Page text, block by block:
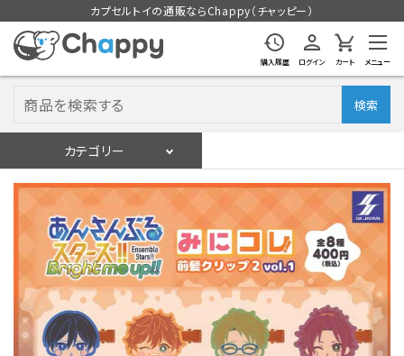
カプセルトイの通販ならChappy（チャッピー）
購入履歴 ログイン カート メニュー
検索
カテゴリー
ログイン 会員登録
入荷スケジュールをチェック
カプセルトイマシン本体
カプセルトイ